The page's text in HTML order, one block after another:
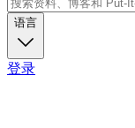
语言
登录